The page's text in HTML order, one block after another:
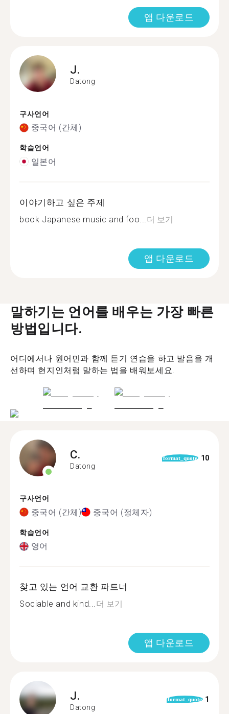
앱 다운로드
J.
Datong
구사언어
중국어 (간체)
학습언어
일본어
이야기하고 싶은 주제
book Japanese music and foo... 더 보기
앱 다운로드
말하기는 언어를 배우는 가장 빠른
방법입니다.
어디에서나 원어민과 함께 듣기 연습을 하고 발음을 개
선하며 현지인처럼 말하는 법을 배워보세요.
C.
Datong
format_quote 10
구사언어
중국어 (간체) 중국어 (정체자)
학습언어
영어
찾고 있는 언어 교환 파트너
Sociable and kind...더 보기
앱 다운로드
J.
Datong
format_quote 1